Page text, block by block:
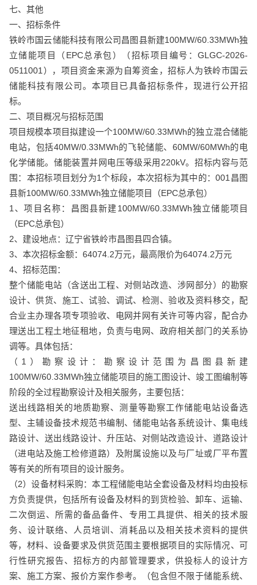
七、其他
一、招标条件
铁岭市国云储能科技有限公司昌图县新建100MW/60.33MWh独
立储能项目（EPC总承包）（招标项目编号：GLGC-2026-
0511001），项目资金来源为自筹资金，招标人为铁岭市国云
储能科技有限公司。本项目已具备招标条件，现进行公开招
标。
二、项目概况与招标范围
项目规模本项目拟建设一个100MW/60.33MWh的独立混合储能
电站，包括40MW/0.33MWh的飞轮储能、60MW/60MWh的电
化学储能。储能装置并网电压等级采用220kV。招标内容与范
围：本招标项目划分为1个标段，本次招标为其中的：001昌图
县新100MW/60.33MWh独立储能项目（EPC总承包）
1、项目名称：昌图县新建100MW/60.33MWh独立储能项目
（EPC总承包）
2、建设地点：辽宁省铁岭市昌图县四合镇。
3、本次招标金额：64074.2万元，最高限价为64074.2万元
4、招标范围：
整个储能电站（含送出工程、对侧站改造、涉网部分）的勘察
设计、供货、施工、试验、调试、检测、验收及资料移交，配
合业主办理各项专项验收、电网并网有关许可等内容，配合办
理送出工程土地征租地，负责与电网、政府相关部门的关系协
调等。具体包括：
（1）勘察设计：勘察设计范围为昌图县新建
100MW/60.33MWh独立储能项目的施工图设计、竣工图编制等
阶段的全过程勘察设计及相关服务，主要包括：
送出线路相关的地质勘察、测量等勘察工作储能电站设备选
型、主辅设备技术规范书编制、储能电站各系统设计、集电线
路设计、送出线路设计、升压站、对侧站改造设计、道路设计
（进电站及施工检修道路）及附属设施以及与厂址或厂平布置
等有关的所有项目的设计服务。
（2）设备材料采购：本工程储能电站全套设备及材料均由投标
方负责提供，包括所有设备及材料的到货检验、卸车、运输、
二次倒运、所需的备品备件、专用工具提供、相关的技术服
务、设计联络、人员培训、消耗品以及相关技术资料的提供
等，材料、设备要求及供货范围主要根据项目的实际情况、可
行性研究报告、招标方的内部管理要求，供投标人的设计方
案、施工方案、报价方案作参考。（包含但不限于储能系统、